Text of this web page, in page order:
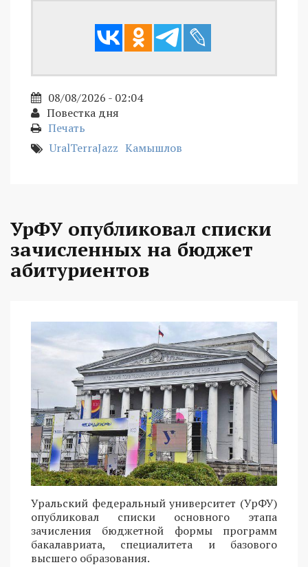
08/08/2026 - 02:04
Повестка дня
Печать
UralTerraJazz Камышлов
УрФУ опубликовал списки
зачисленных на бюджет
абитуриентов
Уральский федеральный университет (УрФУ)
опубликовал списки основного этапа
зачисления бюджетной формы программ
бакалавриата, специалитета и базового
высшего образования.